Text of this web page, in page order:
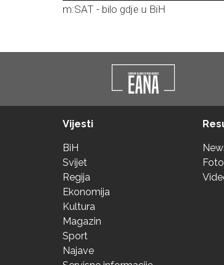
m:SAT - bilo gdje u BiH
Vijesti
BiH
Svijet
Regija
Ekonomija
Kultura
Magazin
Sport
Najave